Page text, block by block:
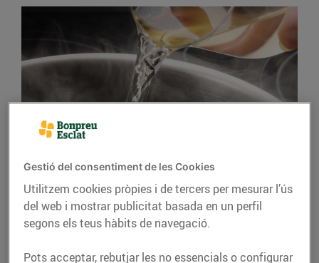
Consells per cuinar
amb vi
15/de setembre/2021
Gestió del consentiment de les Cookies
Utilitzem cookies pròpies i de tercers per mesurar l’ús
del web i mostrar publicitat basada en un perfil
segons els teus hàbits de navegació.
Pots acceptar, rebutjar les no essencials o configurar